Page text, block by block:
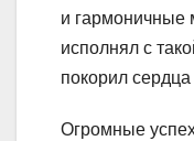
и гармоничные
исполнял с
покорил
Огромные